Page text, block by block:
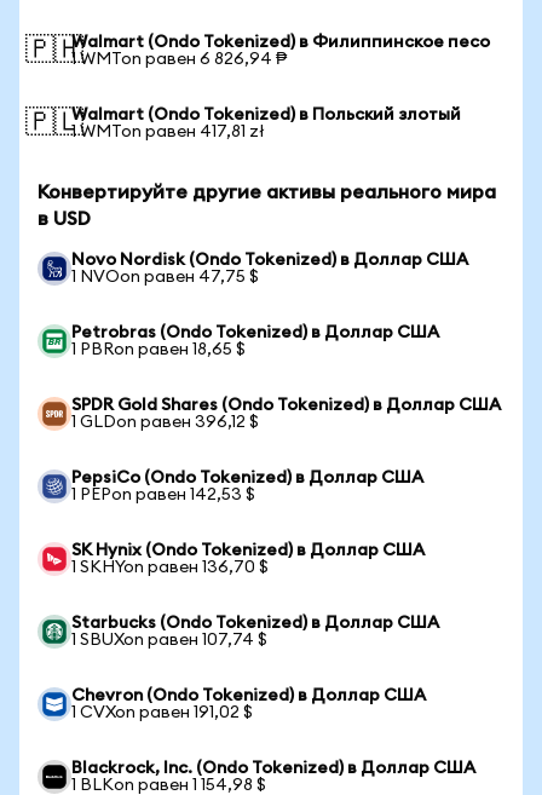
🇵🇭Walmart (Ondo Tokenized) в Филиппинское песо
1 WMTon равен 6 826,94 ₱
🇵🇱Walmart (Ondo Tokenized) в Польский злотый
1 WMTon равен 417,81 zł
Конвертируйте другие активы реального мира
в USD
Novo Nordisk (Ondo Tokenized) в Доллар США
1 NVOon равен 47,75 $
Petrobras (Ondo Tokenized) в Доллар США
1 PBRon равен 18,65 $
SPDR Gold Shares (Ondo Tokenized) в Доллар США
1 GLDon равен 396,12 $
PepsiCo (Ondo Tokenized) в Доллар США
1 PEPon равен 142,53 $
SK Hynix (Ondo Tokenized) в Доллар США
1 SKHYon равен 136,70 $
Starbucks (Ondo Tokenized) в Доллар США
1 SBUXon равен 107,74 $
Chevron (Ondo Tokenized) в Доллар США
1 CVXon равен 191,02 $
Blackrock, Inc. (Ondo Tokenized) в Доллар США
1 BLKon равен 1 154,98 $